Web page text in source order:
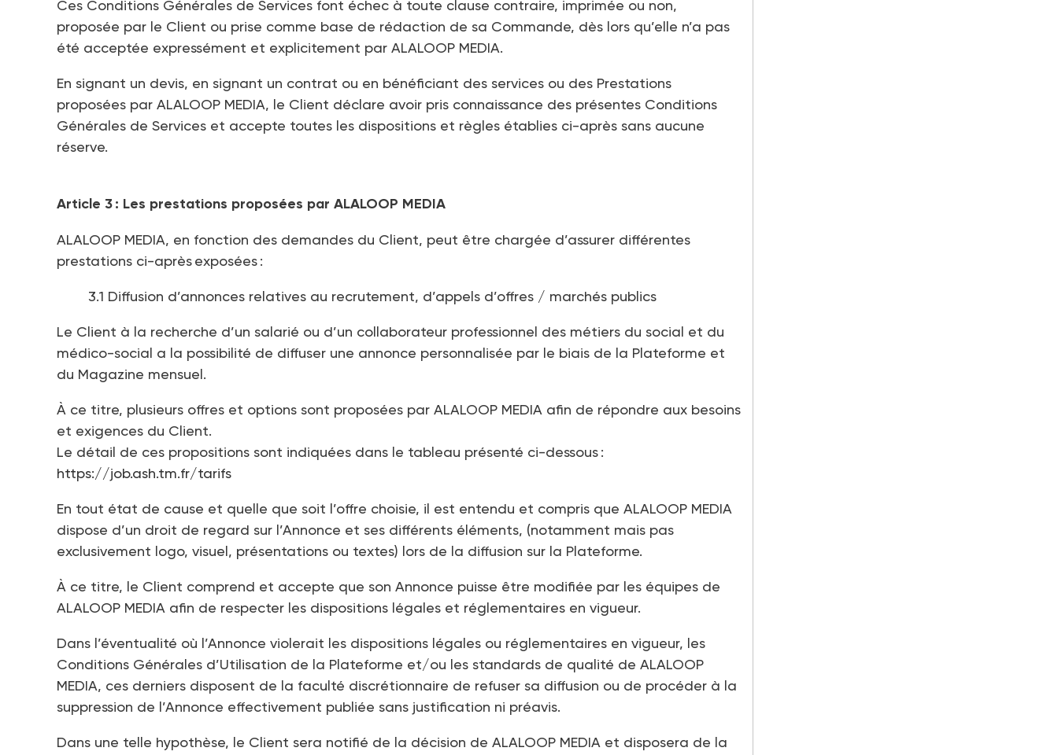
Ces Conditions Générales de Services font échec à toute clause contraire, imprimée ou non,
proposée par le Client ou prise comme base de rédaction de sa Commande, dès lors qu’elle n’a pas
été acceptée expressément et explicitement par ALALOOP MEDIA.
En signant un devis, en signant un contrat ou en bénéficiant des services ou des Prestations
proposées par ALALOOP MEDIA, le Client déclare avoir pris connaissance des présentes Conditions
Générales de Services et accepte toutes les dispositions et règles établies ci-après sans aucune
réserve.
Article 3 : Les prestations proposées par ALALOOP MEDIA
ALALOOP MEDIA, en fonction des demandes du Client, peut être chargée d’assurer différentes
prestations ci-après exposées :
3.1 Diffusion d’annonces relatives au recrutement, d’appels d’offres / marchés publics
Le Client à la recherche d’un salarié ou d’un collaborateur professionnel des métiers du social et du
médico-social a la possibilité de diffuser une annonce personnalisée par le biais de la Plateforme et
du Magazine mensuel.
À ce titre, plusieurs offres et options sont proposées par ALALOOP MEDIA afin de répondre aux besoins
et exigences du Client.
Le détail de ces propositions sont indiquées dans le tableau présenté ci-dessous :
https://job.ash.tm.fr/tarifs
En tout état de cause et quelle que soit l’offre choisie, il est entendu et compris que ALALOOP MEDIA
dispose d’un droit de regard sur l’Annonce et ses différents éléments, (notamment mais pas
exclusivement logo, visuel, présentations ou textes) lors de la diffusion sur la Plateforme.
À ce titre, le Client comprend et accepte que son Annonce puisse être modifiée par les équipes de
ALALOOP MEDIA afin de respecter les dispositions légales et réglementaires en vigueur.
Dans l’éventualité où l’Annonce violerait les dispositions légales ou réglementaires en vigueur, les
Conditions Générales d’Utilisation de la Plateforme et/ou les standards de qualité de ALALOOP
MEDIA, ces derniers disposent de la faculté discrétionnaire de refuser sa diffusion ou de procéder à la
suppression de l’Annonce effectivement publiée sans justification ni préavis.
Dans une telle hypothèse, le Client sera notifié de la décision de ALALOOP MEDIA et disposera de la